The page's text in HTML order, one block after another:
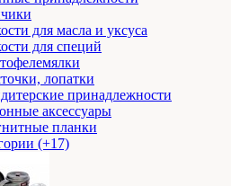
для масла и уксуса
для специй
лопатки
принадлежности
аксессуары
планки
(+17)